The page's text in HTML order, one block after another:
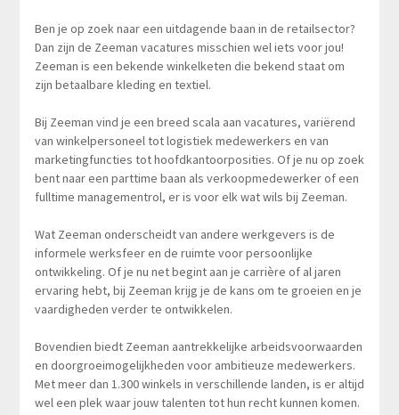
Ben je op zoek naar een uitdagende baan in de retailsector?
Dan zijn de Zeeman vacatures misschien wel iets voor jou!
Zeeman is een bekende winkelketen die bekend staat om
zijn betaalbare kleding en textiel.
Bij Zeeman vind je een breed scala aan vacatures, variërend
van winkelpersoneel tot logistiek medewerkers en van
marketingfuncties tot hoofdkantoorposities. Of je nu op zoek
bent naar een parttime baan als verkoopmedewerker of een
fulltime managementrol, er is voor elk wat wils bij Zeeman.
Wat Zeeman onderscheidt van andere werkgevers is de
informele werksfeer en de ruimte voor persoonlijke
ontwikkeling. Of je nu net begint aan je carrière of al jaren
ervaring hebt, bij Zeeman krijg je de kans om te groeien en je
vaardigheden verder te ontwikkelen.
Bovendien biedt Zeeman aantrekkelijke arbeidsvoorwaarden
en doorgroeimogelijkheden voor ambitieuze medewerkers.
Met meer dan 1.300 winkels in verschillende landen, is er altijd
wel een plek waar jouw talenten tot hun recht kunnen komen.